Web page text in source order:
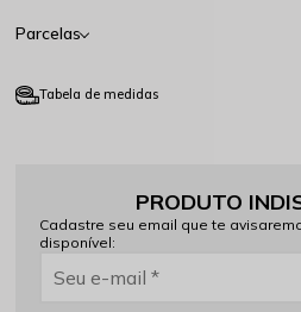
Parcelas
Tabela de medidas
PRODUTO
Cadastre seu email que te
disponível: